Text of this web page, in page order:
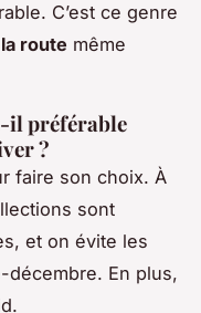
C’est ce genre
route même
il préférable
?
faire son choix. À
sont
et on évite les
En plus,